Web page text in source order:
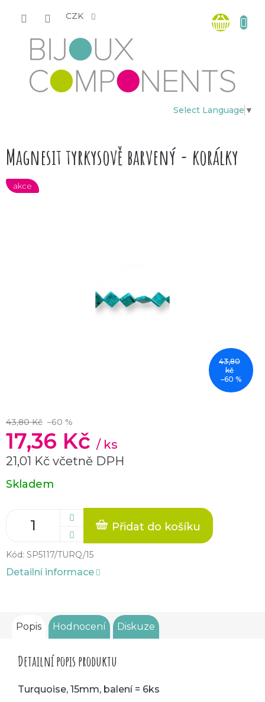
CZK
Select Language ▼
košík
Magnesit tyrkysově barvený - korálky
akce
43,80
kč
–60 %
43,80 Kč –60 %
17,36 Kč / ks
21,01 Kč včetně DPH
Měrná
cena:
Skladem
Přidat do košíku
Kód: SP5117/TURQ/15
Detailní informace
Popis Hodnocení Diskuze
Detailní popis produktu
Turquoise, 15mm, balení = 6ks